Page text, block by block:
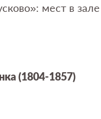
мест в
(1804-1857)